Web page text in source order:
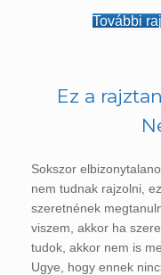
További
Ez a
Sokszor
nem tudnak rajzolni,
szeretnének
viszem, akkor ha
tudok, akkor nem is
Ugye, hogy ennek